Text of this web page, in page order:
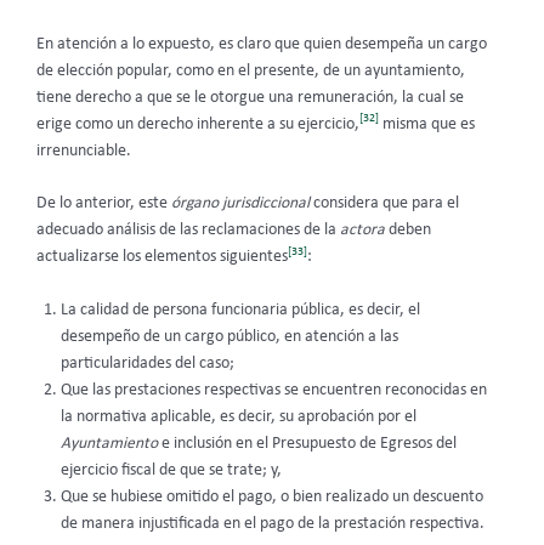
En atención a lo expuesto, es claro que quien desempeña un cargo
de elección popular, como en el presente, de un ayuntamiento,
tiene derecho a que se le otorgue una remuneración, la cual se
erige como un derecho inherente a su ejercicio, [32]
misma que es
irrenunciable.
De lo anterior, este órgano jurisdiccionalconsidera que para el
adecuado análisis de las reclamaciones de la actora deben
actualizarse los elementos siguientes[33]:
La calidad de persona funcionaria pública, es decir, el
desempeño de un cargo público, en atención a las
particularidades del caso;
Que las prestaciones respectivas se encuentren reconocidas en
la normativa aplicable, es decir, su aprobación por el
Ayuntamientoe inclusión en el Presupuesto de Egresos del
ejercicio fiscal de que se trate; y,
Que se hubiese omitido el pago, o bien realizado un descuento
de manera injustificada en el pago de la prestación respectiva.